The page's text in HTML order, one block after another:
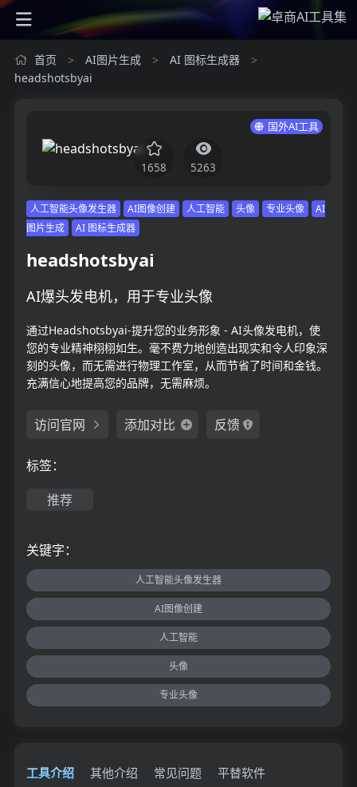
首页 > AI图片生成 > AI 图标生成器 >
headshotsbyai
国外AI工具
1658 5263
人工智能头像发生器 AI图像创建 人工智能 头像 专业头像
AI
图片生成
AI 图标生成器
headshotsbyai
AI爆头发电机，用于专业头像
通过Headshotsbyai-提升您的业务形象 - AI头像发电机，使
您的专业精神栩栩如生。毫不费力地创造出现实和令人印象深
刻的头像，而无需进行物理工作室，从而节省了时间和金钱。
充满信心地提高您的品牌，无需麻烦。
访问官网 添加对比 反馈
标签：
推荐
关键字：
人工智能头像发生器
AI图像创建
人工智能
头像
专业头像
工具介绍 其他介绍 常见问题 平替软件